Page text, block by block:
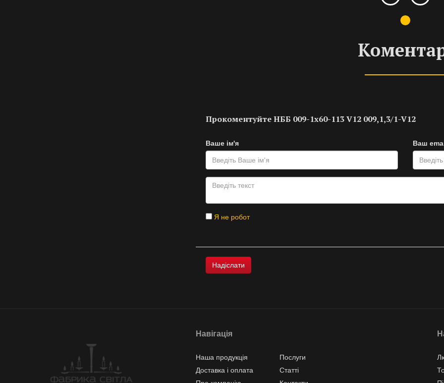
Прокоментуйте НББ 009-1х60-113 V12 009,1,3/1-V12
Ваше ім'я Ваш
Я не робот
Навігація
Наша продукція
Послуги
Доставка і оплата
Статті